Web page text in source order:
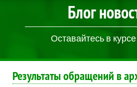
Блог
Оставайтесь в
Результаты обращений в